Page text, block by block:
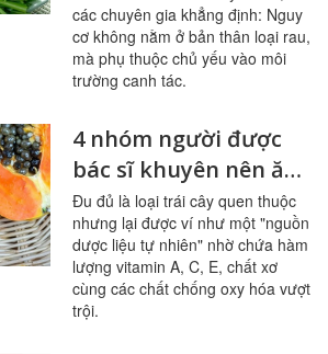
các chuyên gia khẳng định: Nguy
cơ không nằm ở bản thân loại rau,
mà phụ thuộc chủ yếu vào môi
trường canh tác.
4 nhóm người được
bác sĩ khuyên nên ăn
đu đủ thường xuyên
Đu đủ là loại trái cây quen thuộc
nhưng lại được ví như một "nguồn
dược liệu tự nhiên" nhờ chứa hàm
lượng vitamin A, C, E, chất xơ
cùng các chất chống oxy hóa vượt
trội.